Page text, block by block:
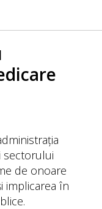
sectorului
de onoare
implicarea în